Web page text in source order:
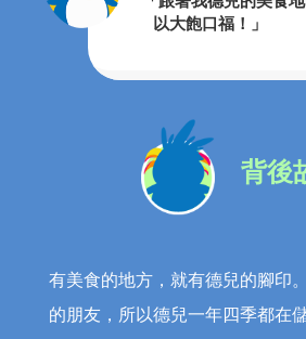
以大飽口福！」
背後
有美食的地方，就有德兒的腳印
的朋友，所以德兒一年四季都在